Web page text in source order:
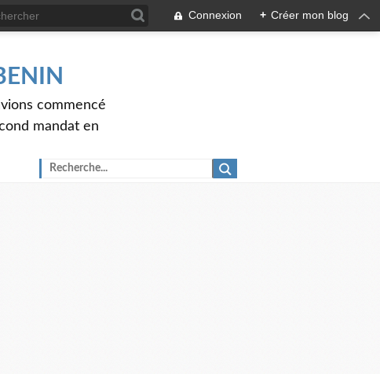
Connexion + Créer mon blog
commencé
mandat en